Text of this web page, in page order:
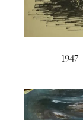
1947